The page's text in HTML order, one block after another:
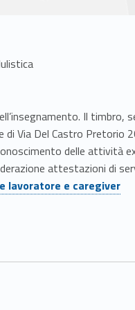
Il timbro,
Via Del Castro Pretorio
delle
attestazioni di
lavoratore e caregiver